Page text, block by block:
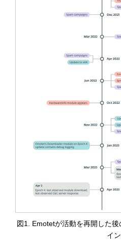
図1. Emotetが活動を再開した
イン